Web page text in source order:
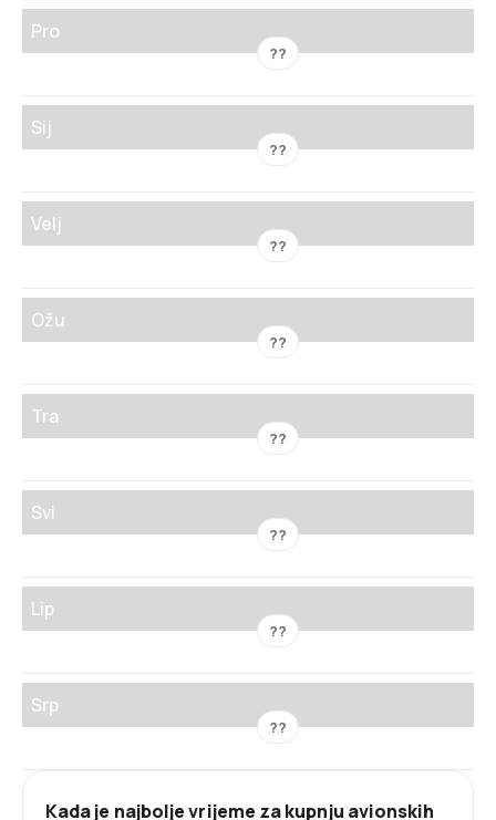
Pro
??
Sij
??
Velj
??
Ožu
??
Tra
??
Svi
??
Lip
??
Srp
??
Kada je najbolje vrijeme za kupnju avionskih